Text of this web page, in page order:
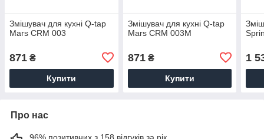
Змішувач для кухні Q-tap
Mars CRM 003
871 ₴
Купити
Змішувач для кухні Q-tap
Mars CRM 003М
871₴
Купити
1
Про нас